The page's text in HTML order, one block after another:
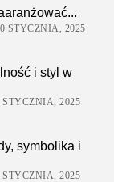
STYCZNIA, 2025
i styl w
STYCZNIA, 2025
symbolika i
STYCZNIA, 2025